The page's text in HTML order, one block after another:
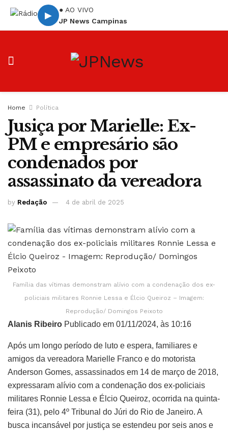
▶
● AO VIVO
JP News Campinas
Home Política
Jusiça por Marielle: Ex-
PM e empresário são
condenados por
assassinato da vereadora
by Redação 4 de abril de 2025
Família das vítimas demonstram alívio com a condenação dos ex-
policiais militares Ronnie Lessa e Élcio Queiroz – Imagem:
Reprodução/ Domingos Peixoto
Alanis Ribeiro Publicado em 01/11/2024, às 10:16
Após um longo período de luto e espera, familiares e
amigos da vereadora Marielle Franco e do motorista
Anderson Gomes, assassinados em 14 de março de 2018,
expressaram alívio com a condenação dos ex-policiais
militares Ronnie Lessa e Élcio Queiroz, ocorrida na quinta-
feira (31), pelo 4º Tribunal do Júri do Rio de Janeiro. A
busca incansável por justiça se estendeu por seis anos e